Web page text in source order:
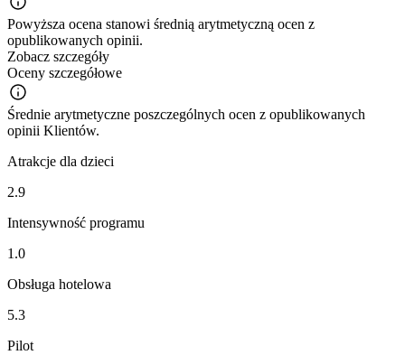
Powyższa ocena stanowi średnią arytmetyczną ocen z
opublikowanych opinii.
Zobacz szczegóły
Oceny szczegółowe
Średnie arytmetyczne poszczególnych ocen z opublikowanych
opinii Klientów.
Atrakcje dla dzieci
2.9
Intensywność programu
1.0
Obsługa hotelowa
5.3
Pilot